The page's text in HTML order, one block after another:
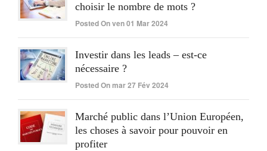
choisir le nombre de mots ?
Posted On ven 01 Mar 2024
Investir dans les leads – est-ce
nécessaire ?
Posted On mar 27 Fév 2024
Marché public dans l’Union Européen,
les choses à savoir pour pouvoir en
profiter